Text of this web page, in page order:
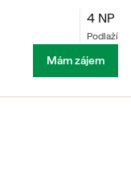
4 NP
podlaží
Mám zájem